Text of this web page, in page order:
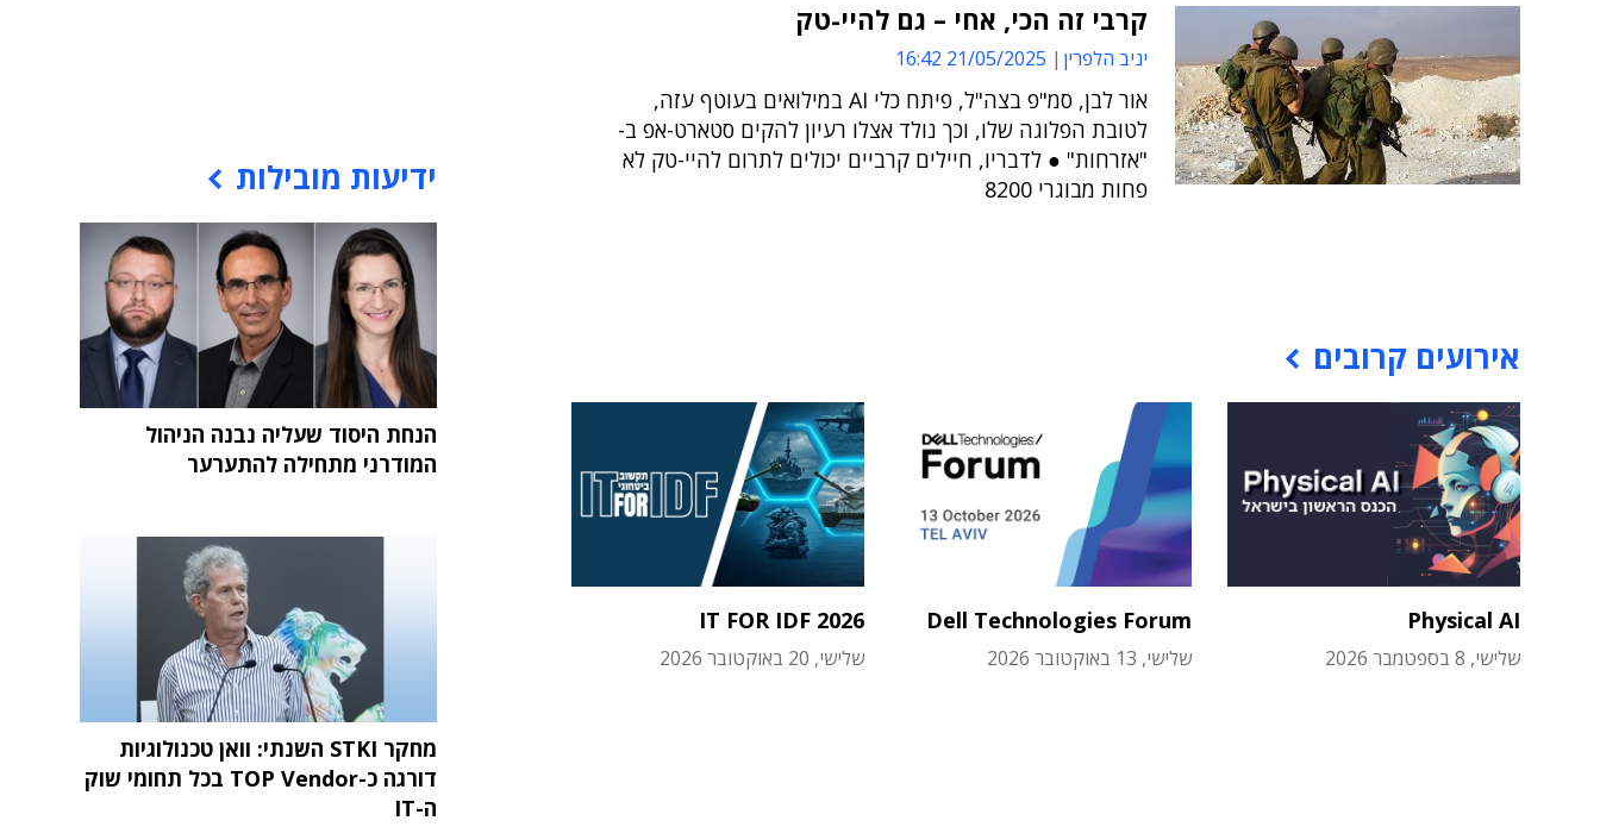
קרבי זה הכי, אחי – גם להיי-טק
יניב הלפרין 21/05/2025 16:42
אור לבן, סמ"פ בצה"ל, פיתח כלי AI במילואים בעוטף עזה,
לטובת הפלוגה שלו, וכך נולד אצלו רעיון להקים סטארט-אפ ב-
"אזרחות" ● לדבריו, חיילים קרביים יכולים לתרום להיי-טק לא
פחות מבוגרי 8200
אירועים קרובים
Physical AI
שלישי, 8 בספטמבר 2026
Dell Technologies Forum
שלישי, 13 באוקטובר 2026
IT FOR IDF 2026
שלישי, 20 באוקטובר 2026
ידיעות מובילות
הנחת היסוד שעליה נבנה הניהול
המודרני מתחילה להתערער
מחקר STKI השנתי: וואן טכנולוגיות
דורגה כ-TOP Vendor בכל תחומי שוק
ה-IT